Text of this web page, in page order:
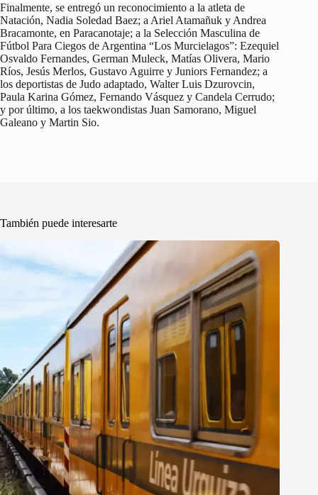
Finalmente, se entregó un reconocimiento a la atleta de
Natación, Nadia Soledad Baez; a Ariel Atamañuk y Andrea
Bracamonte, en Paracanotaje; a la Selección Masculina de
Fútbol Para Ciegos de Argentina “Los Murcielagos”: Ezequiel
Osvaldo Fernandes, German Muleck, Matías Olivera, Mario
Ríos, Jesús Merlos, Gustavo Aguirre y Juniors Fernandez; a
los deportistas de Judo adaptado, Walter Luis Dzurovcin,
Paula Karina Gómez, Fernando Vásquez y Candela Cerrudo;
y por último, a los taekwondistas Juan Samorano, Miguel
Galeano y Martin Sio.
También puede interesarte